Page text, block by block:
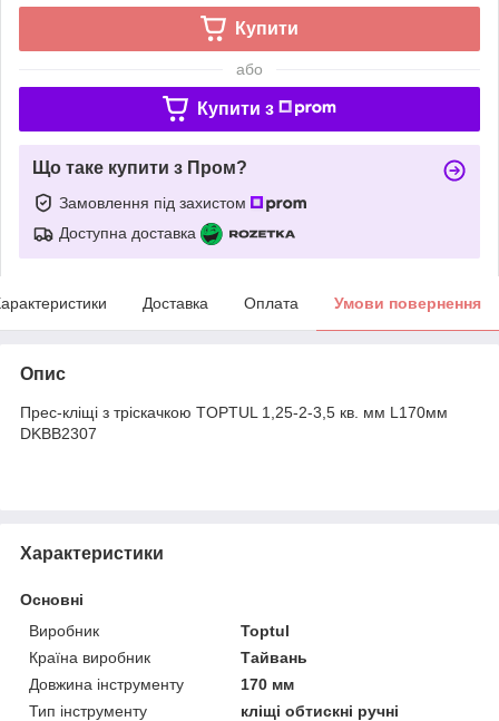
Купити
або
Купити з
Що таке купити з Пром?
Замовлення під захистом
Доступна доставка
Доставка Оплата Умови повернення
Опис
Прес-кліщі з тріскачкою TOPTUL 1,25-2-3,5 кв. мм L170мм
DKBB2307
Характеристики
Основні
Виробник
Toptul
Країна виробник
Тайвань
Довжина інструменту
170 мм
Тип інструменту
кліщі обтискні ручні